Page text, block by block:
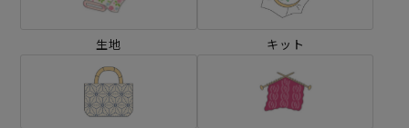
生地 キット